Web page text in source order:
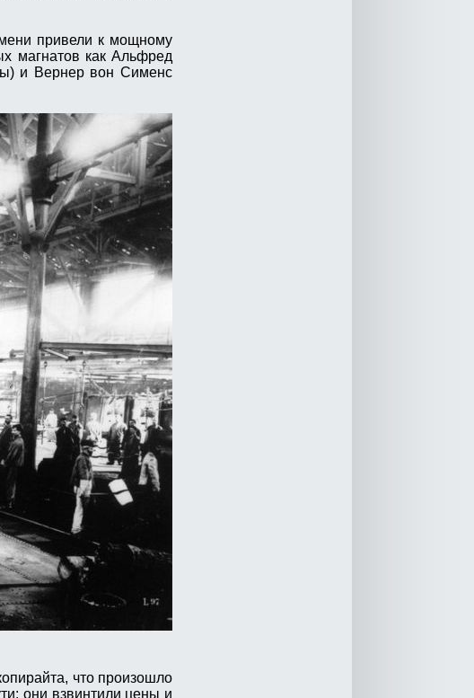
привели к мощному
магнатов как Альфред
и Вернер вон Сименс
что произошло
они взвинтили цены и